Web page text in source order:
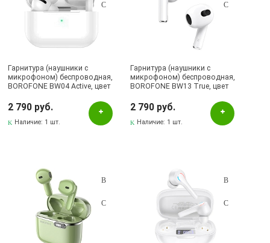
Гарнитура (наушники с
микрофоном) беспроводная,
BOROFONE BW04 Active, цвет
2 790 руб.
Наличие: 1 шт.
Гарнитура (наушники с
микрофоном) беспроводная,
BOROFONE BW13 True, цвет
2 790 руб.
Наличие: 1 шт.